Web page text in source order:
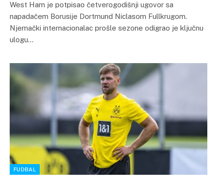
West Ham je potpisao četverogodišnji ugovor sa
napadačem Borusije Dortmund Niclasom Fullkrugom.
Njemački internacionalac prošle sezone odigrao je ključnu
ulogu…
FUDBAL